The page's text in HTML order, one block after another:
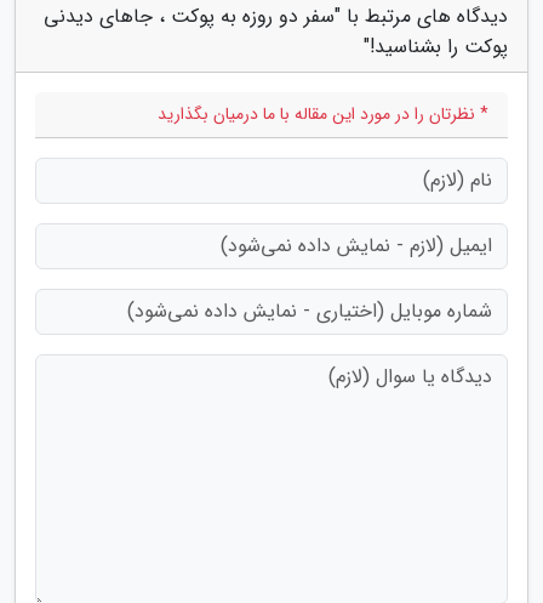
دیدگاه های مرتبط با "سفر دو روزه به پوکت ، جاهای دیدنی
پوکت را بشناسید!"
* نظرتان را در مورد این مقاله با ما درمیان بگذارید